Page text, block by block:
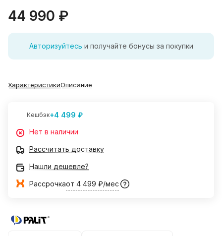
44 990 ₽
Авторизуйтесь и получайте бонусы за покупки
ХарактеристикиОписание
Кешбэк+4 499 ₽
Нет в наличии
Рассчитать доставку
Нашли дешевле?
Рассрочкаот 4 499 ₽/мес